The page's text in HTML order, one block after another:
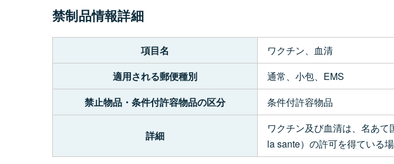
禁制品情報詳細
項目名
ワクチン、血清
適用される郵便種別
通常、小包、EMS
禁止物品・条件付許容物品の区分
条件付許容物品
詳細
ワクチン及び血清は、名あ
la sante）の許可を得ている